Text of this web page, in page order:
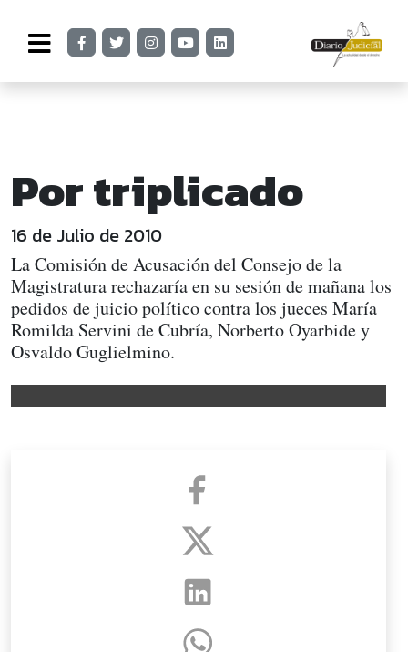
Por triplicado
16 de Julio de 2010
La Comisión de Acusación del Consejo de la
Magistratura rechazaría en su sesión de mañana los
pedidos de juicio político contra los jueces María
Romilda Servini de Cubría, Norberto Oyarbide y
Osvaldo Guglielmino.